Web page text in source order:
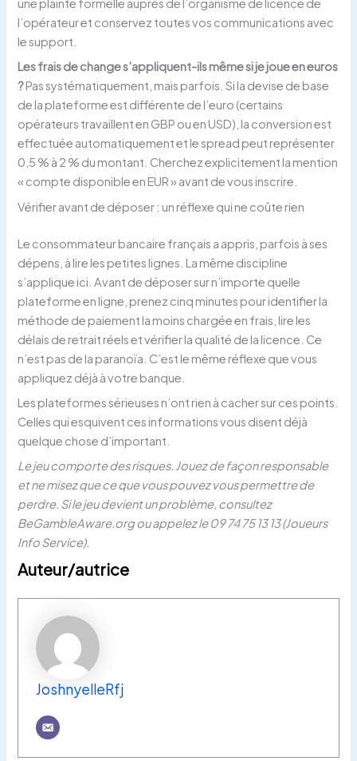
une plainte formelle auprès de l’organisme de licence de
l’opérateur et conservez toutes vos communications avec
le support.
Les frais de change s’appliquent-ils même si je joue en euros
?Pas systématiquement, mais parfois. Si la devise de base
de la plateforme est différente de l’euro (certains
opérateurs travaillent en GBP ou en USD), la conversion est
effectuée automatiquement et le spread peut représenter
0,5 % à 2 % du montant. Cherchez explicitement la mention
« compte disponible en EUR » avant de vous inscrire.
Vérifier avant de déposer : un réflexe qui ne coûte rien
Le consommateur bancaire français a appris, parfois à ses
dépens, à lire les petites lignes. La même discipline
s’applique ici. Avant de déposer sur n’importe quelle
plateforme en ligne, prenez cinq minutes pour identifier la
méthode de paiement la moins chargée en frais, lire les
délais de retrait réels et vérifier la qualité de la licence. Ce
n’est pas de la paranoïa. C’est le même réflexe que vous
appliquez déjà à votre banque.
Les plateformes sérieuses n’ont rien à cacher sur ces points.
Celles qui esquivent ces informations vous disent déjà
quelque chose d’important.
Le jeu comporte des risques. Jouez de façon responsable
et ne misez que ce que vous pouvez vous permettre de
perdre. Si le jeu devient un problème, consultez
BeGambleAware.org ou appelez le 09 74 75 13 13 (Joueurs
Info Service).
Auteur/autrice
JoshnyelleRfj